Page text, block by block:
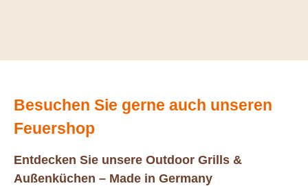
Besuchen Sie gerne auch unseren
Feuershop
Entdecken Sie unsere Outdoor Grills &
Außenküchen – Made in Germany